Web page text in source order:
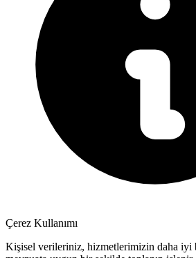
Çerez Kullanımı
Kişisel verileriniz, hizmetlerimizin daha iyi